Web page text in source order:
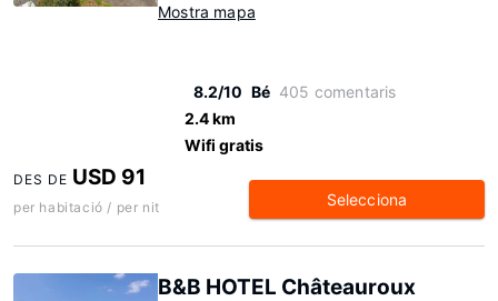
Mostra mapa
8.2/10 Bé 405 comentaris
2.4 km
Wifi gratis
DES DE USD 91
per habitació / per nit Selecciona
B&B HOTEL Châteauroux